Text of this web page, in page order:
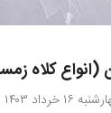
کلاه
خرداد ۱۴۰۳